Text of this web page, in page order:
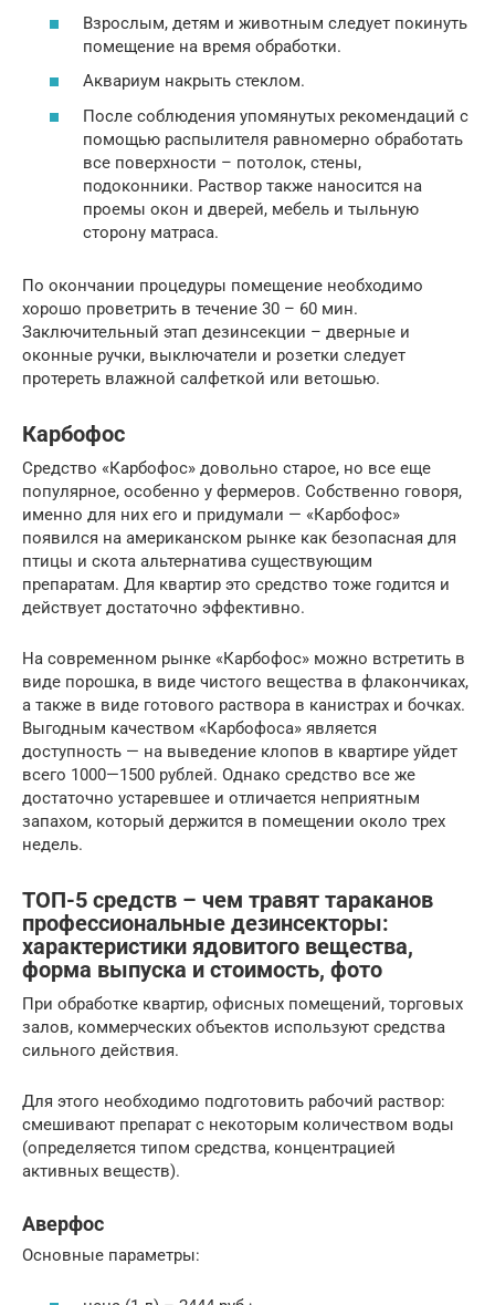
Взрослым, детям и животным следует покинуть
помещение на время обработки.
Аквариум накрыть стеклом.
После соблюдения упомянутых рекомендаций с
помощью распылителя равномерно обработать
все поверхности – потолок, стены,
подоконники. Раствор также наносится на
проемы окон и дверей, мебель и тыльную
сторону матраса.
По окончании процедуры помещение необходимо
хорошо проветрить в течение 30 – 60 мин.
Заключительный этап дезинсекции – дверные и
оконные ручки, выключатели и розетки следует
протереть влажной салфеткой или ветошью.
Карбофос
Средство «Карбофос» довольно старое, но все еще
популярное, особенно у фермеров. Собственно говоря,
именно для них его и придумали — «Карбофос»
появился на американском рынке как безопасная для
птицы и скота альтернатива существующим
препаратам. Для квартир это средство тоже годится и
действует достаточно эффективно.
На современном рынке «Карбофос» можно встретить в
виде порошка, в виде чистого вещества в флакончиках,
а также в виде готового раствора в канистрах и бочках.
Выгодным качеством «Карбофоса» является
доступность — на выведение клопов в квартире уйдет
всего 1000—1500 рублей. Однако средство все же
достаточно устаревшее и отличается неприятным
запахом, который держится в помещении около трех
недель.
ТОП-5 средств – чем травят тараканов
профессиональные дезинсекторы:
характеристики ядовитого вещества,
форма выпуска и стоимость, фото
При обработке квартир, офисных помещений, торговых
залов, коммерческих объектов используют средства
сильного действия.
Для этого необходимо подготовить рабочий раствор:
смешивают препарат с некоторым количеством воды
(определяется типом средства, концентрацией
активных веществ).
Аверфос
Основные параметры: